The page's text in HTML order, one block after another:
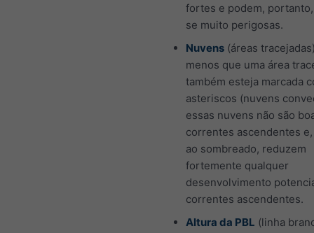
fortes e podem,
se muito perigosas.
Nuvens (áreas
menos que uma área
também esteja marcada
asteriscos (nuvens
essas nuvens não são
correntes ascendentes
ao sombreado, reduzem
fortemente qualquer
desenvolvimento
correntes ascendentes.
Altura da PBL (linha